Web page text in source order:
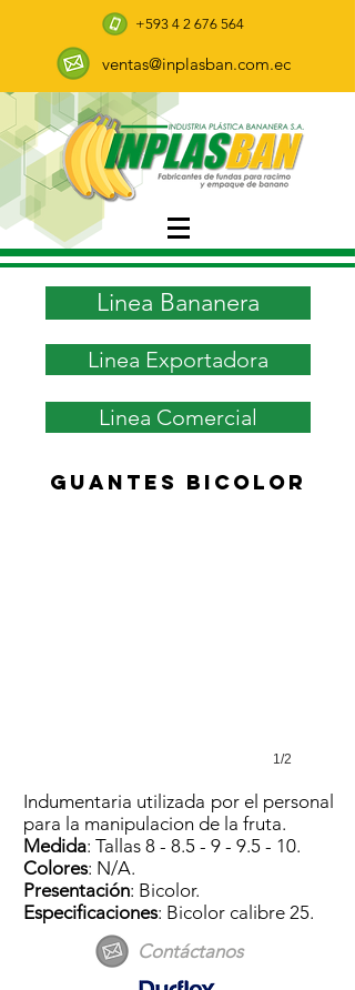
+593 4 2 676 564
ventas@inplasban.com.ec
Linea Bananera
Linea Exportadora
Linea Comercial
Guantes bicolor
1/2
Indumentaria utilizada por el personal
para la manipulacion de la fruta.
Medida: Tallas 8 - 8.5 - 9 - 9.5 - 10.
Colores: N/A.
Presentación: Bicolor.
Especificaciones: Bicolor calibre 25.
Contáctanos